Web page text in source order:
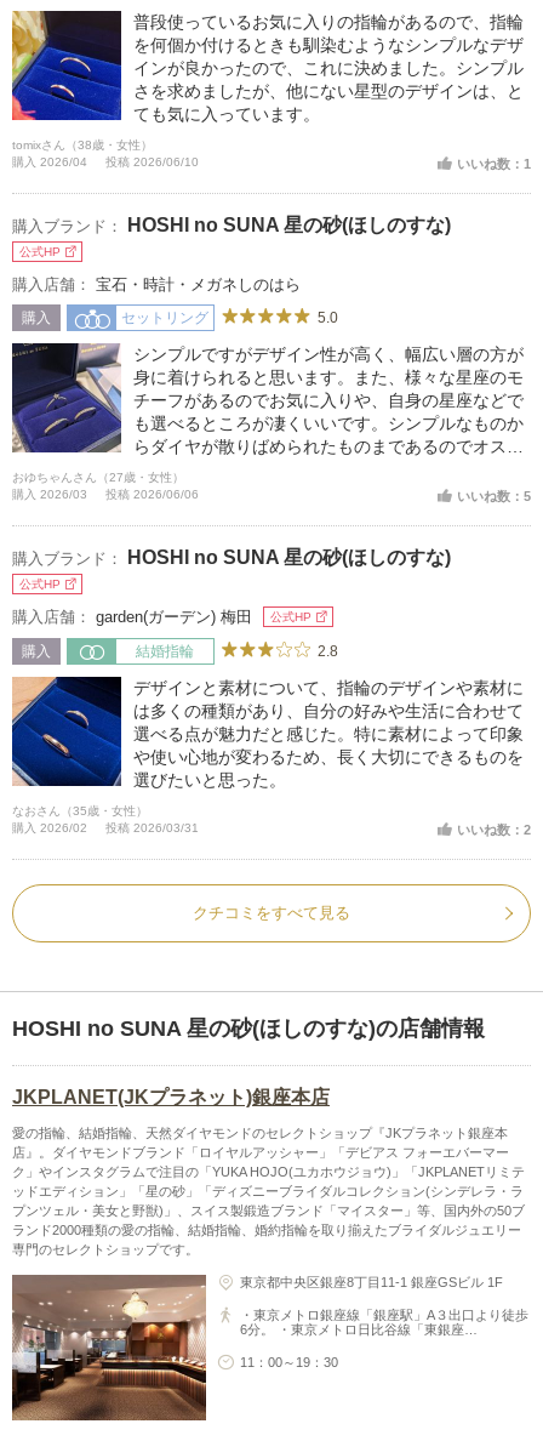
普段使っているお気に入りの指輪があるので、指輪
を何個か付けるときも馴染むようなシンプルなデザ
インが良かったので、これに決めました。シンプル
さを求めましたが、他にない星型のデザインは、と
ても気に入っています。
tomixさん（38歳・女性）
購入 2026/04
投稿 2026/06/10 いいね数：1
購入ブランド： HOSHI no SUNA 星の砂(ほしのすな)
公式HP
購入店舗： 宝石・時計・メガネしのはら
購入 セットリング 5.0
シンプルですがデザイン性が高く、幅広い層の方が
身に着けられると思います。また、様々な星座のモ
チーフがあるのでお気に入りや、自身の星座などで
も選べるところが凄くいいです。シンプルなものか
らダイヤが散りばめられたものまであるのでオスス
メです！
おゆちゃんさん（27歳・女性）
購入 2026/03
投稿 2026/06/06 いいね数：5
購入ブランド： HOSHI no SUNA 星の砂(ほしのすな)
公式HP
購入店舗： garden(ガーデン) 梅田 公式HP
購入 結婚指輪 2.8
デザインと素材について、指輪のデザインや素材に
は多くの種類があり、自分の好みや生活に合わせて
選べる点が魅力だと感じた。特に素材によって印象
や使い心地が変わるため、長く大切にできるものを
選びたいと思った。
なおさん（35歳・女性）
購入 2026/02
投稿 2026/03/31 いいね数：2
クチコミをすべて見る
HOSHI no SUNA 星の砂(ほしのすな)の店舗情報
JKPLANET(JKプラネット)銀座本店
愛の指輪、結婚指輪、天然ダイヤモンドのセレクトショップ『JKプラネット銀座本
店』。ダイヤモンドブランド「ロイヤルアッシャー」「デビアス フォーエバーマー
ク」やインスタグラムで注目の「YUKA HOJO(ユカホウジョウ)」「JKPLANETリミテ
ッドエディション」「星の砂」「ディズニーブライダルコレクション(シンデレラ・ラ
プンツェル・美女と野獣)」、スイス製鍛造ブランド「マイスター」等、国内外の50ブ
ランド2000種類の愛の指輪、結婚指輪、婚約指輪を取り揃えたブライダルジュエリー
専門のセレクトショップです。
東京都中央区銀座8丁目11-1 銀座GSビル 1F
・東京メトロ銀座線「銀座駅」A３出口より徒歩
6分。 ・東京メトロ日比谷線「東銀座…
11：00～19：30